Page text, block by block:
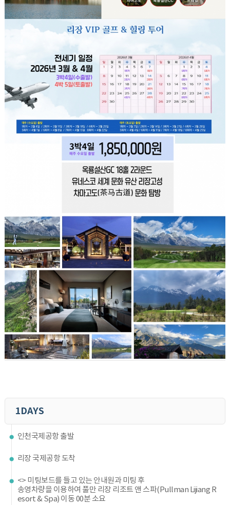
1DAYS
인천국제공항 출발
리장 국제공항 도착
<> 미팅보드를 들고 있는 안내원과 미팅 후
송영차량을 이용하여 풀만 리장 리조트 앤 스파(Pullman Lijiang R
esort & Spa) 이동 00분 소요